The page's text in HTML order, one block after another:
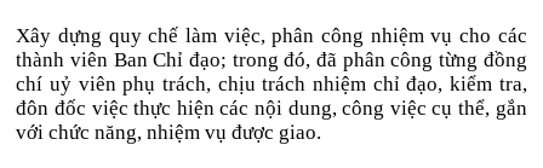
Xây dựng quy chế làm việc, phân công nhiệm vụ cho các
thành viên Ban Chỉ đạo; trong đó, đã phân công từng đồng
chí uỷ viên phụ trách, chịu trách nhiệm chỉ đạo, kiểm tra,
đôn đốc việc thực hiện các nội dung, công việc cụ thể, gắn
với chức năng, nhiệm vụ được giao.